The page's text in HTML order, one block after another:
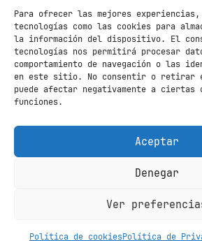
Para ofrecer las mejores
tecnologías como las cookies para
la información del dispositivo. El
tecnologías nos permitirá procesar
comportamiento de navegación o las
en este sitio. No consentir o retirar
puede afectar negativamente a
funciones.
Aceptar
Denegar
Ver
Política de cookiesPolítica de
Aviso legal
Política